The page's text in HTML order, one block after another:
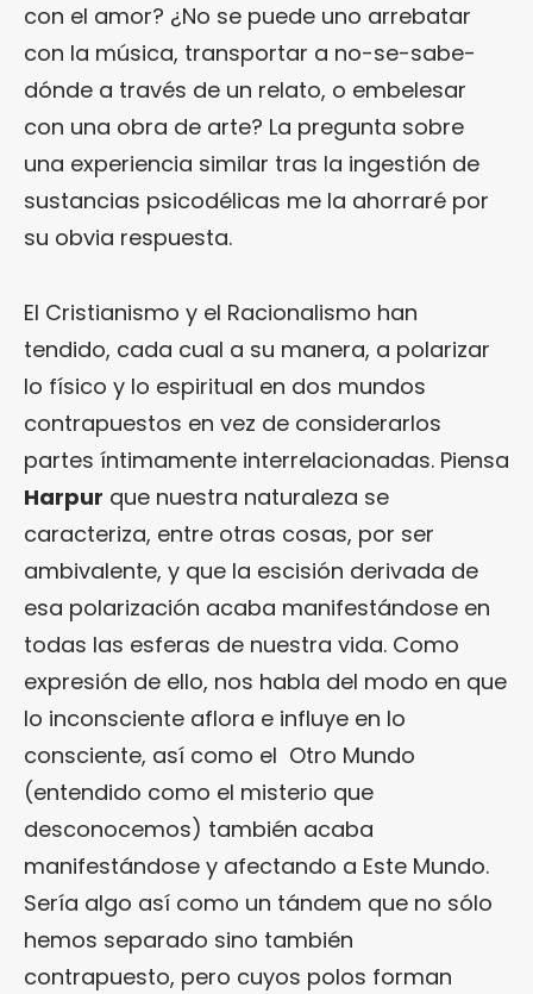
con el amor? ¿No se puede uno arrebatar
con la música, transportar a no-se-sabe-
dónde a través de un relato, o embelesar
con una obra de arte? La pregunta sobre
una experiencia similar tras la ingestión de
sustancias psicodélicas me la ahorraré por
su obvia respuesta.
El Cristianismo y el Racionalismo han
tendido, cada cual a su manera, a polarizar
lo físico y lo espiritual en dos mundos
contrapuestos en vez de considerarlos
partes íntimamente interrelacionadas. Piensa
Harpur que nuestra naturaleza se
caracteriza, entre otras cosas, por ser
ambivalente, y que la escisión derivada de
esa polarización acaba manifestándose en
todas las esferas de nuestra vida. Como
expresión de ello, nos habla del modo en que
lo inconsciente aflora e influye en lo
consciente, así como el Otro Mundo
(entendido como el misterio que
desconocemos) también acaba
manifestándose y afectando a Este Mundo.
Sería algo así como un tándem que no sólo
hemos separado sino también
contrapuesto, pero cuyos polos forman